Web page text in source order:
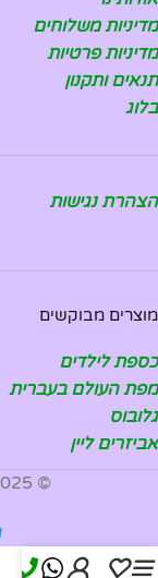
מדיניות משלוחים
מדיניות פרטיות
תנאים ותקנון
בלוג
הצהרת נגישות
מוצרים מבוקשים
כספת לילדים
מפת העולם בעברית
גלובוס
אביזרים ליין
© 2025 כל הזכויות שמורות לתן גיפט